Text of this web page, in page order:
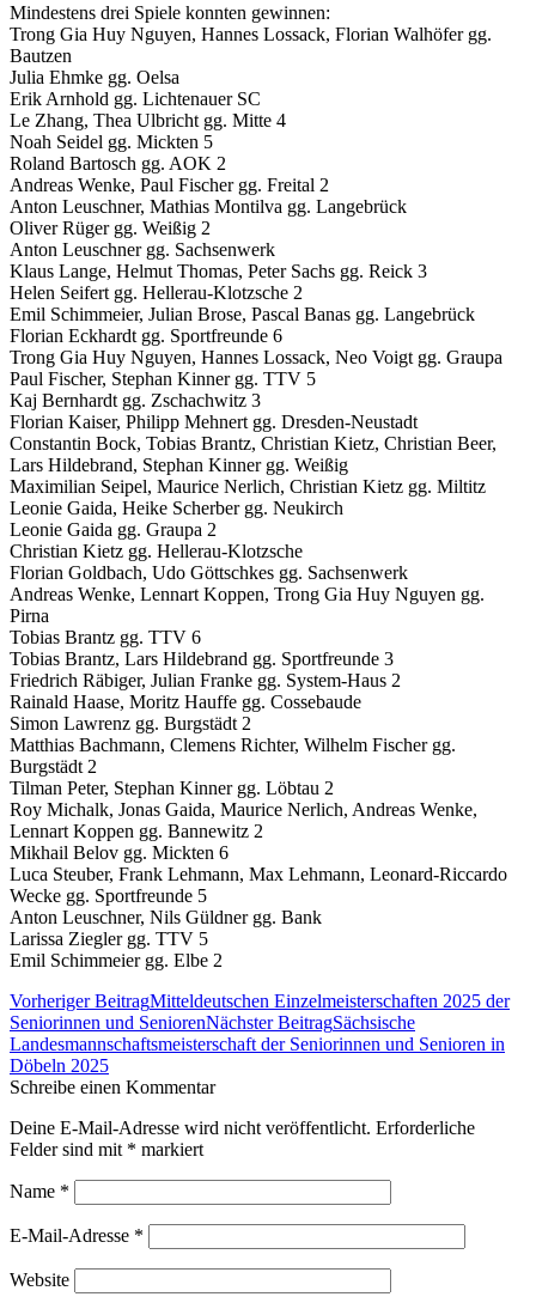
Mindestens drei Spiele konnten gewinnen:
Trong Gia Huy Nguyen, Hannes Lossack, Florian Walhöfer gg.
Bautzen
Julia Ehmke gg. Oelsa
Erik Arnhold gg. Lichtenauer SC
Le Zhang, Thea Ulbricht gg. Mitte 4
Noah Seidel gg. Mickten 5
Roland Bartosch gg. AOK 2
Andreas Wenke, Paul Fischer gg. Freital 2
Anton Leuschner, Mathias Montilva gg. Langebrück
Oliver Rüger gg. Weißig 2
Anton Leuschner gg. Sachsenwerk
Klaus Lange, Helmut Thomas, Peter Sachs gg. Reick 3
Helen Seifert gg. Hellerau-Klotzsche 2
Emil Schimmeier, Julian Brose, Pascal Banas gg. Langebrück
Florian Eckhardt gg. Sportfreunde 6
Trong Gia Huy Nguyen, Hannes Lossack, Neo Voigt gg. Graupa
Paul Fischer, Stephan Kinner gg. TTV 5
Kaj Bernhardt gg. Zschachwitz 3
Florian Kaiser, Philipp Mehnert gg. Dresden-Neustadt
Constantin Bock, Tobias Brantz, Christian Kietz, Christian Beer,
Lars Hildebrand, Stephan Kinner gg. Weißig
Maximilian Seipel, Maurice Nerlich, Christian Kietz gg. Miltitz
Leonie Gaida, Heike Scherber gg. Neukirch
Leonie Gaida gg. Graupa 2
Christian Kietz gg. Hellerau-Klotzsche
Florian Goldbach, Udo Göttschkes gg. Sachsenwerk
Andreas Wenke, Lennart Koppen, Trong Gia Huy Nguyen gg.
Pirna
Tobias Brantz gg. TTV 6
Tobias Brantz, Lars Hildebrand gg. Sportfreunde 3
Friedrich Räbiger, Julian Franke gg. System-Haus 2
Rainald Haase, Moritz Hauffe gg. Cossebaude
Simon Lawrenz gg. Burgstädt 2
Matthias Bachmann, Clemens Richter, Wilhelm Fischer gg.
Burgstädt 2
Tilman Peter, Stephan Kinner gg. Löbtau 2
Roy Michalk, Jonas Gaida, Maurice Nerlich, Andreas Wenke,
Lennart Koppen gg. Bannewitz 2
Mikhail Belov gg. Mickten 6
Luca Steuber, Frank Lehmann, Max Lehmann, Leonard-Riccardo
Wecke gg. Sportfreunde 5
Anton Leuschner, Nils Güldner gg. Bank
Larissa Ziegler gg. TTV 5
Emil Schimmeier gg. Elbe 2
Beitrags-
Navigation
Vorheriger BeitragMitteldeutschen Einzelmeisterschaften 2025 der
Seniorinnen und SeniorenNächster BeitragSächsische
Landesmannschaftsmeisterschaft der Seniorinnen und Senioren in
Döbeln 2025
Schreibe einen Kommentar
Deine E-Mail-Adresse wird nicht veröffentlicht. Erforderliche
Felder sind mit * markiert
Name *
E-Mail-Adresse *
Website